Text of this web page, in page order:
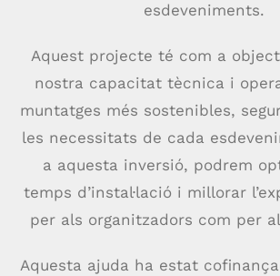
esdeveniments.
Aquest projecte té com a
nostra capacitat tècnica i
muntatges més sostenibles,
les necessitats de cada
a aquesta inversió, podrem
temps d’instal·lació i millorar
per als organitzadors com per
Aquesta ajuda ha estat